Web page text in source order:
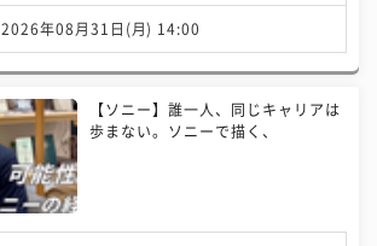
2026年08月31日(月) 14:00
【ソニー】誰一人、同じキャリアは
歩まない。ソニーで描く、